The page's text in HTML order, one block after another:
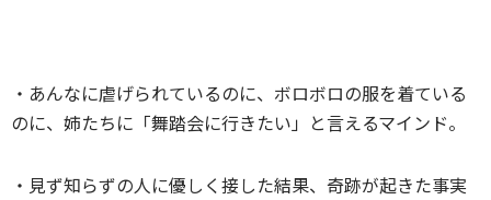
・あんなに虐げられているのに、ボロボロの服を着ている
のに、姉たちに「舞踏会に行きたい」と言えるマインド。
・見ず知らずの人に優しく接した結果、奇跡が起きた事実